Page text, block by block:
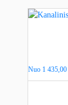
Nuo 1 435,00